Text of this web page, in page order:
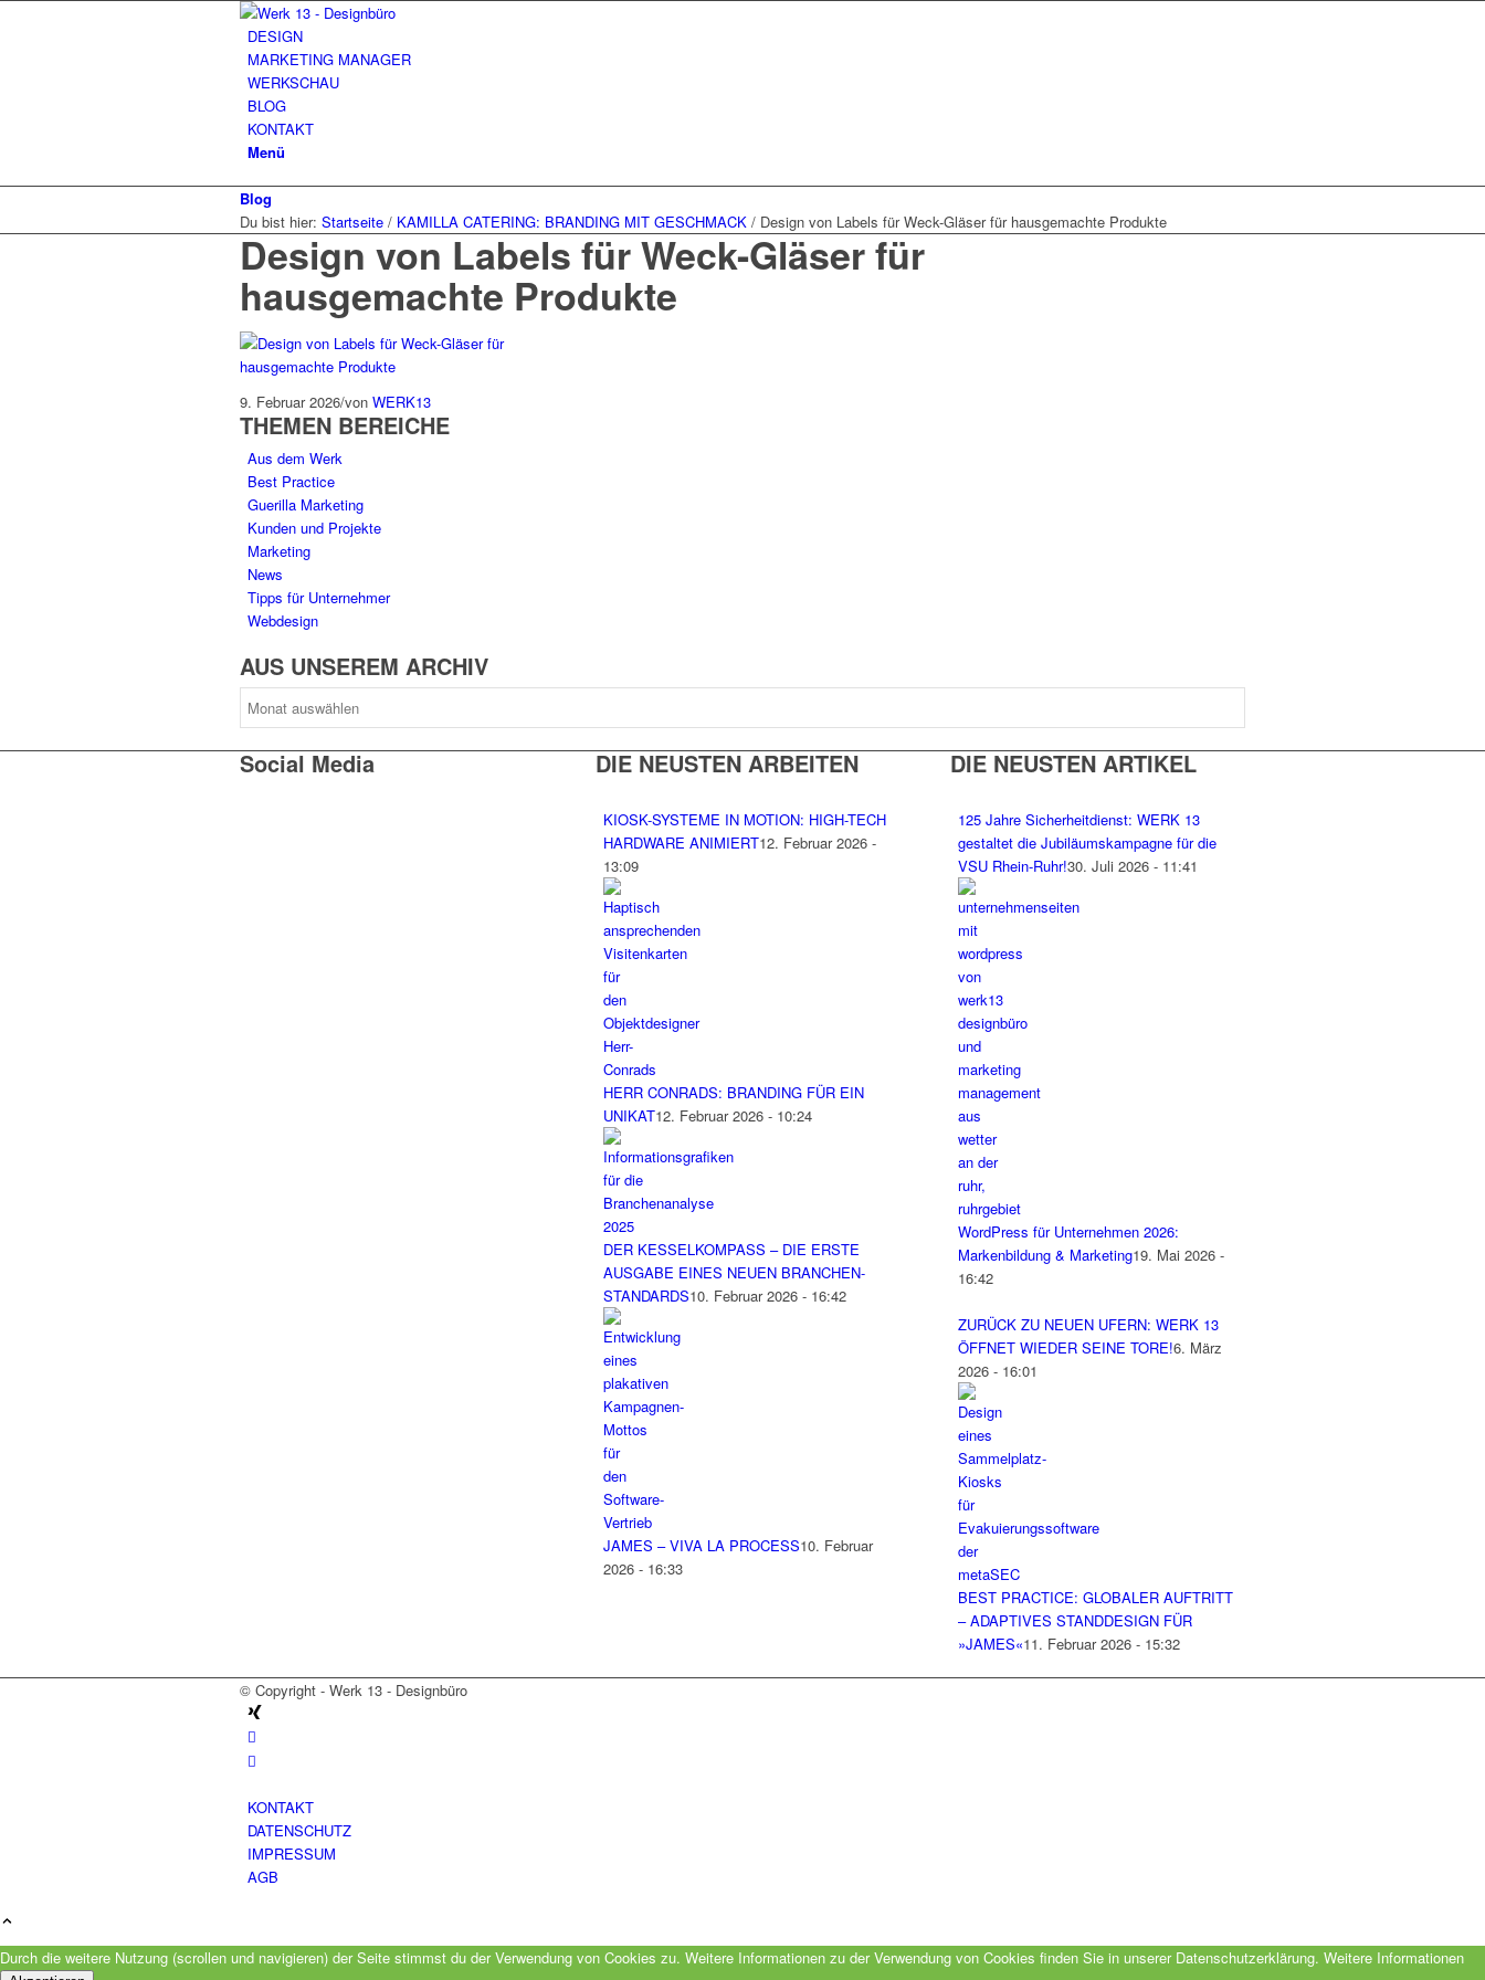
DESIGN
MARKETING MANAGER
WERKSCHAU
BLOG
KONTAKT
Menü
Blog
Du bist hier: Startseite / KAMILLA CATERING: BRANDING MIT GESCHMACK / Design von Labels für Weck-Gläser für hausgemachte Produkte
Design von Labels für Weck-Gläser für
hausgemachte Produkte
9. Februar 2026/von WERK13
THEMEN BEREICHE
Aus dem Werk
Best Practice
Guerilla Marketing
Kunden und Projekte
Marketing
News
Tipps für Unternehmer
Webdesign
AUS UNSEREM ARCHIV
Social Media DIE NEUSTEN ARBEITEN
KIOSK-SYSTEME IN MOTION: HIGH-TECH
HARDWARE ANIMIERT12. Februar 2026 -
13:09
HERR CONRADS: BRANDING FÜR EIN
UNIKAT12. Februar 2026 - 10:24
DER KESSELKOMPASS – DIE ERSTE
AUSGABE EINES NEUEN BRANCHEN-
STANDARDS10. Februar 2026 - 16:42
JAMES – VIVA LA PROCESS10. Februar
2026 - 16:33
DIE NEUSTEN ARTIKEL
125 Jahre Sicherheitdienst: WERK 13
gestaltet die Jubiläumskampagne für die
VSU Rhein-Ruhr!30. Juli 2026 - 11:41
WordPress für Unternehmen 2026:
Markenbildung & Marketing19. Mai 2026 -
16:42
ZURÜCK ZU NEUEN UFERN: WERK 13
ÖFFNET WIEDER SEINE TORE!6. März
2026 - 16:01
BEST PRACTICE: GLOBALER AUFTRITT
– ADAPTIVES STANDDESIGN FÜR
»JAMES«11. Februar 2026 - 15:32
© Copyright - Werk 13 - Designbüro
KONTAKT
DATENSCHUTZ
IMPRESSUM
AGB
Durch die weitere Nutzung (scrollen und navigieren) der Seite stimmst du der Verwendung von Cookies zu. Weitere Informationen zu der Verwendung von Cookies finden Sie in unserer Datenschutzerklärung. Weitere Informationen